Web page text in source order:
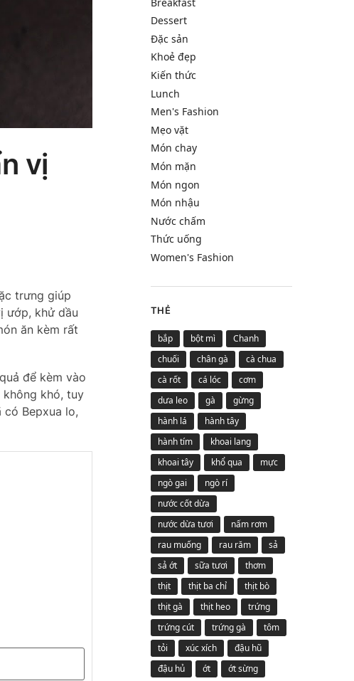
vị
trưng giúp
ướp, khử dầu
ăn kèm rất
để kèm vào
không khó, tuy
Bepxua lo,
Dessert
Đặc sản
Khoẻ đẹp
Kiến thức
Lunch
Men's Fashion
Mẹo vặt
Món chay
Món mặn
Món ngon
Món nhậu
Nước chấm
Thức uống
Women's Fashion
THẺ
bắp bột mì
Chanh
chuối
chân gà
cà chua
cà rốt
cá lóc
cơm
dưa leo
gà
gừng
hành lá
hành tây
hành tím
khoai lang
khoai tây
khổ qua
mực
ngò gai
ngò rí
nước cốt dừa
nước dừa tươi
nấm rơm
rau muống
rau răm
sả
sả ớt
sữa tươi
thơm
thịt
thịt ba chỉ
thịt bò
thịt gà
thịt heo
trứng
trứng cút
trứng gà
tôm
tỏi
xúc xích
đậu hũ
đậu hủ
ớt ớt sừng